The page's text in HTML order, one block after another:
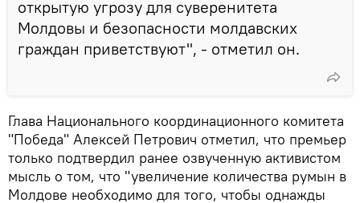
открытую угрозу для суверенитета
Молдовы и безопасности молдавских
граждан приветствуют", - отметил он.
Глава Национального координационного комитета
"Победа" Алексей Петрович отметил, что премьер
только подтвердил ранее озвученную активистом
мысль о том, что "увеличение количества румын в
Молдове необходимо для того, чтобы однажды